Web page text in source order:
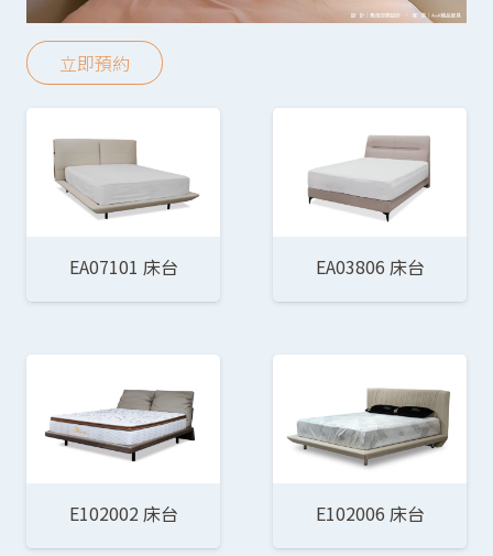
立即預約
EA07101 床台 EA03806 床台
E102002 床台 E102006 床台